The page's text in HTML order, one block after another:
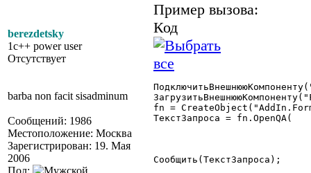
berezdetsky
1c++ power user
Отсутствует
barba non facit sisadminum
Сообщений: 1986
Местоположение: Москва
Зарегистрирован: 19. Мая
2006
Пол:
Пример вызова:
Код
fn =
ТекстЗапроса = fn.OpenQA(	"select iddoc [doc $document]
Сообщить(ТекстЗапроса);